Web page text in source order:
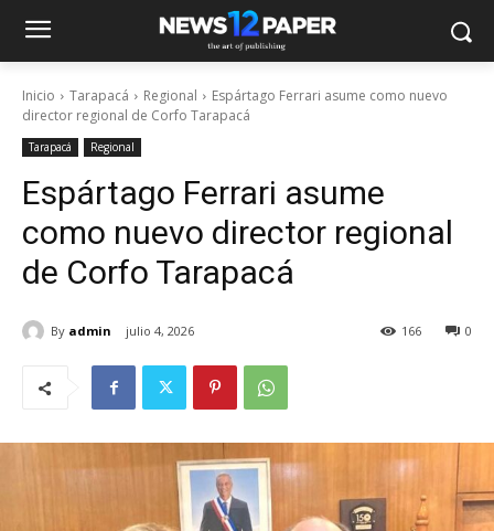
Inicio Tarapacá Regional
Espártago Ferrari asume como nuevo
director regional de Corfo Tarapacá
Tarapacá Regional
Espártago Ferrari asume
como nuevo director regional
de Corfo Tarapacá
By admin julio 4, 2026 0
166